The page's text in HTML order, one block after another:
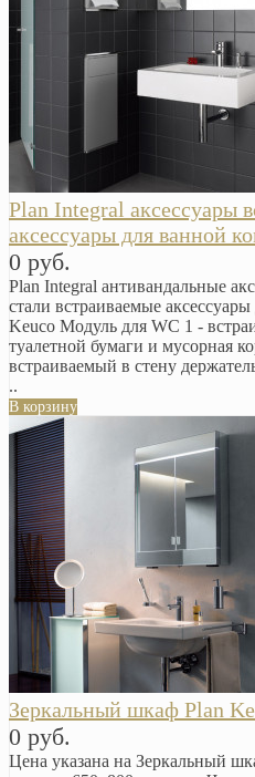
Plan Integral аксессуары
аксессуары для ванной
0 руб.
Plan Integral антивандальные
стали встраиваемые
Keuco Модуль для WC 1 -
туалетной бумаги и мусорная
встраиваемый в стену
..
В корзину
Зеркальный шкаф Plan
0 руб.
Цена указана на Зеркальный